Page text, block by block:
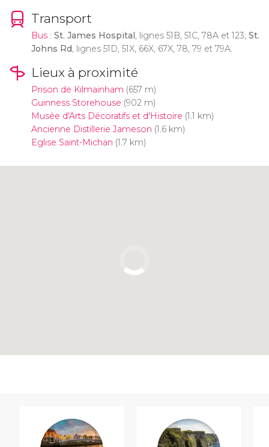
Transport
Bus: St. James Hospital, lignes 51B, 51C, 78A et 123; St.
Johns Rd, lignes 51D, 51X, 66X, 67X, 78, 79 et 79A.
Lieux à proximité
Prison de Kilmainham (657 m)
Guinness Storehouse (902 m)
Musée d'Arts Décoratifs et d'Histoire (1.1 km)
Ancienne Distillerie Jameson (1.6 km)
Eglise Saint-Michan (1.7 km)